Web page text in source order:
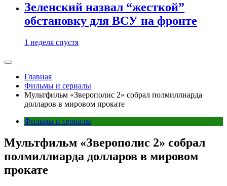
Зеленский назвал “жесткой”
обстановку для ВСУ на фронте
1 неделя спустя
Главная
Фильмы и сериалы
Мультфильм «Зверополис 2» собрал полмиллиарда
долларов в мировом прокате
Фильмы и сериалы
Мультфильм «Зверополис 2» собрал
полмиллиарда долларов в мировом
прокате